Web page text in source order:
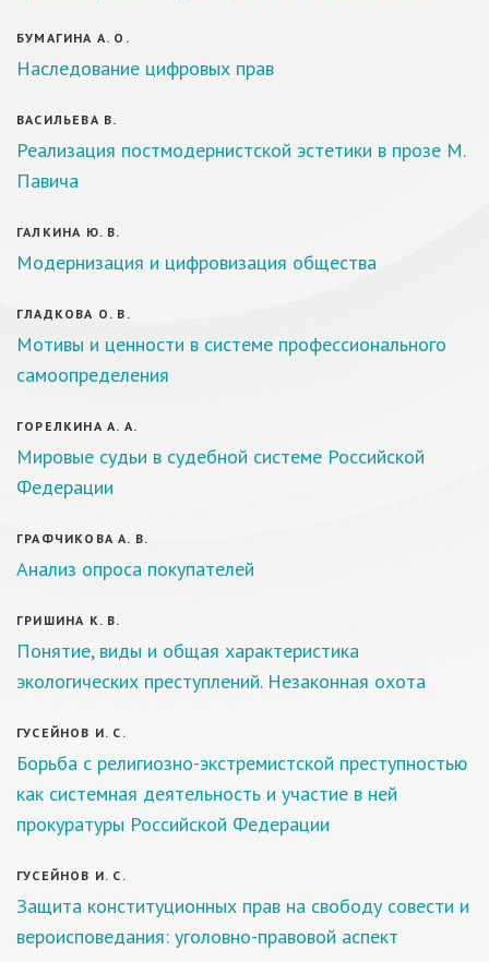
БУМАГИНА А. О.
Наследование цифровых прав
ВАСИЛЬЕВА В.
Реализация постмодернистской эстетики в прозе М.
Павича
ГАЛКИНА Ю. В.
Модернизация и цифровизация общества
ГЛАДКОВА О. В.
Мотивы и ценности в системе профессионального
самоопределения
ГОРЕЛКИНА А. А.
Мировые судьи в судебной системе Российской
Федерации
ГРАФЧИКОВА А. В.
Анализ опроса покупателей
ГРИШИНА К. В.
Понятие, виды и общая характеристика
экологических преступлений. Незаконная охота
ГУСЕЙНОВ И. С.
Борьба с религиозно-экстремистской преступностью
как системная деятельность и участие в ней
прокуратуры Российской Федерации
ГУСЕЙНОВ И. С.
Защита конституционных прав на свободу совести и
вероисповедания: уголовно-правовой аспект